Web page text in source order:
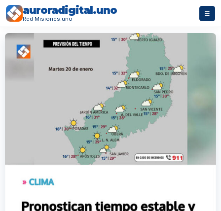
auroradigital.uno
Red Misiones.uno
☰